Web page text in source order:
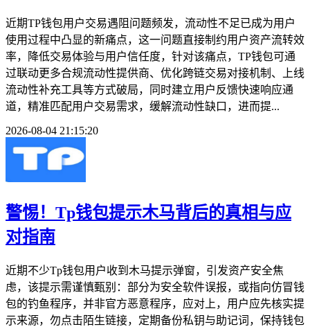
近期TP钱包用户交易遇阻问题频发，流动性不足已成为用户
使用过程中凸显的新痛点，这一问题直接制约用户资产流转效
率，降低交易体验与用户信任度，针对该痛点，TP钱包可通
过联动更多合规流动性提供商、优化跨链交易对接机制、上线
流动性补充工具等方式破局，同时建立用户反馈快速响应通
道，精准匹配用户交易需求，缓解流动性缺口，进而提...
2026-08-04 21:15:20
警惕！Tp钱包提示木马背后的真相与应
对指南
近期不少Tp钱包用户收到木马提示弹窗，引发资产安全焦
虑，该提示需谨慎甄别：部分为安全软件误报，或指向仿冒钱
包的钓鱼程序，并非官方恶意程序，应对上，用户应先核实提
示来源，勿点击陌生链接，定期备份私钥与助记词，保持钱包